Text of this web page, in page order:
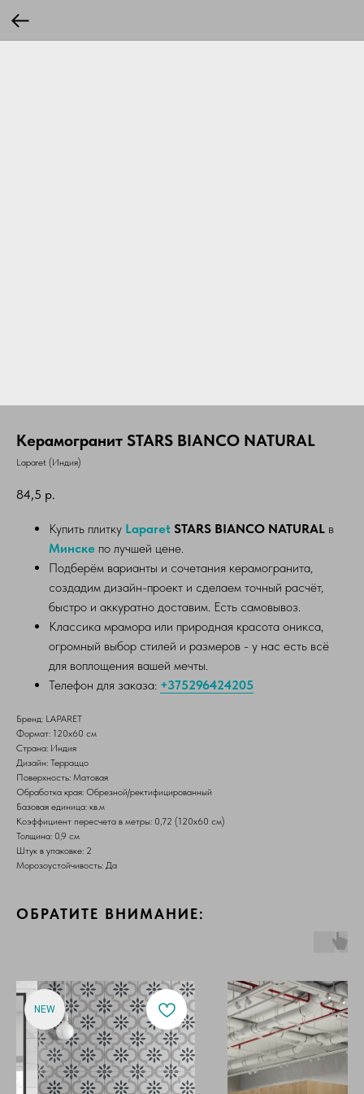
Керамогранит STARS BIANCO NATURAL
Laparet (Индия)
84,5 р.
Купить плитку Laparet STARS BIANCO NATURAL в
Минске по лучшей цене.
Подберём варианты и сочетания керамогранита,
создадим дизайн-проект и сделаем точный расчёт,
быстро и аккуратно доставим. Есть самовывоз.
Классика мрамора или природная красота оникса,
огромный выбор стилей и размеров - у нас есть всё
для воплощения вашей мечты.
Телефон для заказа: +375296424205
Бренд: LAPARET
Формат: 120х60 см
Страна: Индия
Дизайн: Терраццо
Поверхность: Матовая
Обработка края: Обрезной/ректифицированный
Базовая единица: кв.м
Коэффициент пересчета в метры: 0,72 (120х60 см)
Толщина: 0,9 см
Штук в упаковке: 2
Морозоустойчивость: Да
ОБРАТИТЕ ВНИМАНИЕ:
NEW